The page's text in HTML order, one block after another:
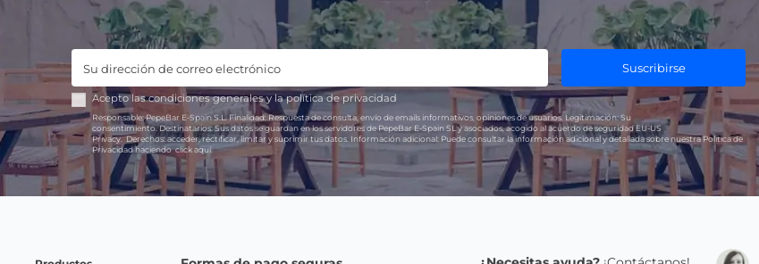
Suscribirse
Acepto lascondiciones generalesy lapolítica de privacidad
Responsable:PepeBar E-Spain S.L.Finalidad:Respuesta de consulta, envío de emails informativos, opiniones de usuarios. Legitimación: Su
consentimiento.Destinatarios:Sus datos se guardan en los servidores de PepeBar E-Spain SL y asociados, acogido al acuerdo de seguridad EU-US
Privacy.Derechos:acceder, rectificar, limitar y suprimir tus datos. Información adicional:Puede consultar la información adicional y detallada sobre nuestra Política de
Privacidad haciendoclick aquí.